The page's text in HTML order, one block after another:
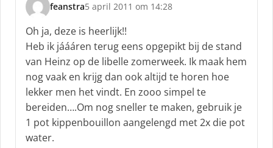
feanstra
s
c
h
r
e
e
f
:
5 april 2011 om 14:28
Oh ja, deze is heerlijk!!
Heb ik jáááren terug eens opgepikt bij de stand
van Heinz op de libelle zomerweek. Ik maak hem
nog vaak en krijg dan ook altijd te horen hoe
lekker men het vindt. En zooo simpel te
bereiden….Om nog sneller te maken, gebruik je
1 pot kippenbouillon aangelengd met 2x die pot
water.